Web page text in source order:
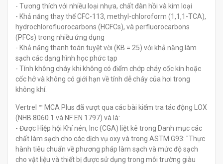
- Tương thích với nhiều loại nhựa, chất đàn hồi và kim loại
- Khả năng thay thế CFC-113, methyl-chloroform (1,1,1-TCA),
hydrochlorofluorocarbons (HCFCs), và perfluorocarbons
(PFCs) trong nhiều ứng dụng
- Khả năng thanh toán tuyệt vời (KB = 25) với khả năng làm
sạch các dạng hình học phức tạp
- Tính không cháy khi không có điểm chớp cháy cốc kín hoặc
cốc hở và không có giới hạn về tính dễ cháy của hơi trong
không khí.
Vertrel ™ MCA Plus đã vượt qua các bài kiểm tra tác động LOX
(NHB 8060.1 và NF EN 1797) và là:
- Được Hiệp hội Khí nén, Inc (CGA) liệt kê trong Danh mục các
chất làm sạch cho các dịch vụ oxy và trong ASTM G93: "Thực
hành tiêu chuẩn về phương pháp làm sạch và mức độ sạch
cho vật liệu và thiết bị được sử dụng trong môi trường giàu